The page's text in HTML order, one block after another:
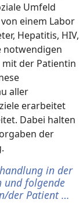
Umfeld
einem Labor
Hepatitis, HIV,
notwendigen
der Patientin
aller
erarbeitet
Dabei halten
der
in der
und folgende
der Patient …